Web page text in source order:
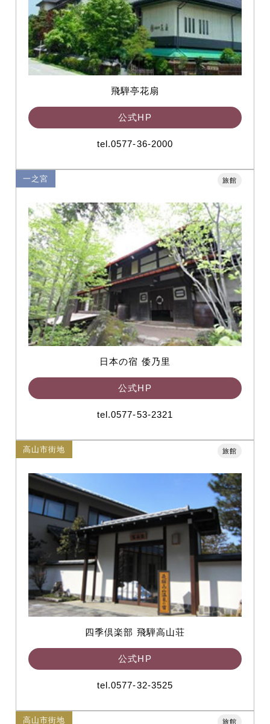
飛騨亭花扇
公式HP
tel.0577-36-2000
一之宮 旅館
日本の宿 倭乃里
公式HP
tel.0577-53-2321
高山市街地 旅館
四季倶楽部 飛騨高山荘
公式HP
tel.0577-32-3525
高山市街地 旅館